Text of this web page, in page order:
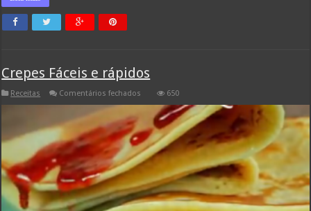
Crepes Fáceis e rápidos
Receitas Comentários fechados
Fáceis
rápidos
650